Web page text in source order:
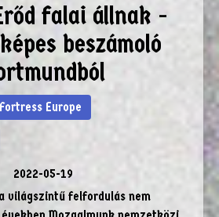
falai állnak -
beszámoló
Fortress Europe
2022-05-19
világszintű felfordulás nem